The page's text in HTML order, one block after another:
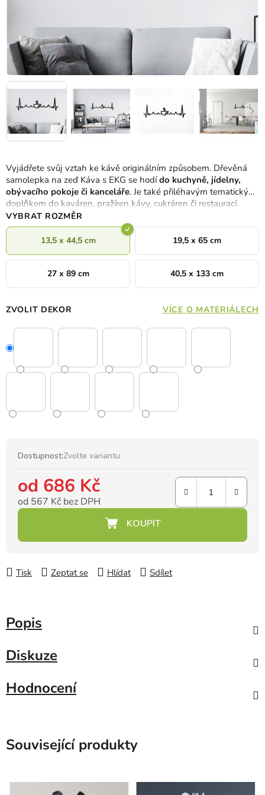
Vyjádřete svůj vztah ke kávě originálním způsobem. Dřevěná
samolepka na zeď Káva s EKG se hodído kuchyně, jídelny,
obývacího pokoje či kanceláře. Je také přiléhavým tematickým
doplňkem do kaváren, pražíren kávy, cukráren či restaurací.
VYBRAT ROZMĚR
13,5 x 44,5 cm 19,5 x 65 cm
27 x 89 cm 40,5 x 133 cm
ZVOLIT DEKOR VÍCE O MATERIÁLECH
Dostupnost:Zvolte variantu
od 686 Kč
od 567 Kč bez DPH
Tisk Zeptat se Hlídat Sdílet
Popis
Diskuze
Hodnocení
Související produkty